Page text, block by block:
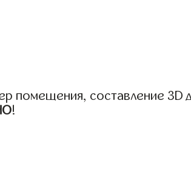
помещения, составление 3D
!